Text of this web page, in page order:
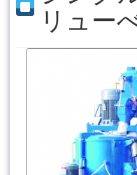
リュー